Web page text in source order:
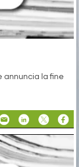
annuncia la fine